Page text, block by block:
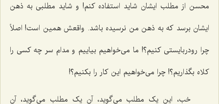
محسن از مطلب ایشان شاید استفاده کنم! و شاید مطلبی به ذهن
ایشان برسد که به ذهن من نرسیده باشد. واقعش همین است! اصلاً
چرا رودربایستی کنیم؟! ما می‌خواهیم بیاییم و مدام سر چه کسی را
کلاه بگذاریم؟! چرا می‌خواهیم این کار را بکنیم؟!
خب، این یک مطلب می‌گوید، آن یک مطلب می‌گوید، آن